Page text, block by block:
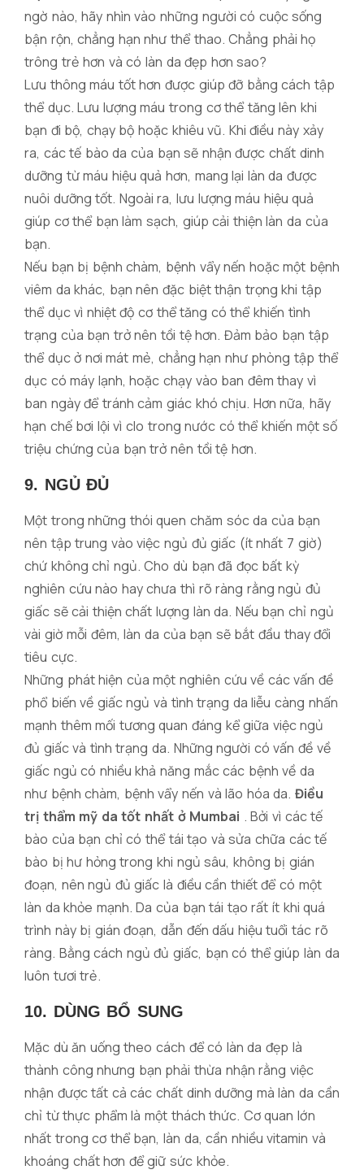
ngờ nào, hãy nhìn vào những người có cuộc sống
bận rộn, chẳng hạn như thể thao. Chẳng phải họ
trông trẻ hơn và có làn da đẹp hơn sao?
Lưu thông máu tốt hơn được giúp đỡ bằng cách tập
thể dục. Lưu lượng máu trong cơ thể tăng lên khi
bạn đi bộ, chạy bộ hoặc khiêu vũ. Khi điều này xảy
ra, các tế bào da của bạn sẽ nhận được chất dinh
dưỡng từ máu hiệu quả hơn, mang lại làn da được
nuôi dưỡng tốt. Ngoài ra, lưu lượng máu hiệu quả
giúp cơ thể bạn làm sạch, giúp cải thiện làn da của
bạn.
Nếu bạn bị bệnh chàm, bệnh vẩy nến hoặc một bệnh
viêm da khác, bạn nên đặc biệt thận trọng khi tập
thể dục vì nhiệt độ cơ thể tăng có thể khiến tình
trạng của bạn trở nên tồi tệ hơn. Đảm bảo bạn tập
thể dục ở nơi mát mẻ, chẳng hạn như phòng tập thể
dục có máy lạnh, hoặc chạy vào ban đêm thay vì
ban ngày để tránh cảm giác khó chịu. Hơn nữa, hãy
hạn chế bơi lội vì clo trong nước có thể khiến một số
triệu chứng của bạn trở nên tồi tệ hơn.
9. NGỦ ĐỦ
Một trong những thói quen chăm sóc da của bạn
nên tập trung vào việc ngủ đủ giấc (ít nhất 7 giờ)
chứ không chỉ ngủ. Cho dù bạn đã đọc bất kỳ
nghiên cứu nào hay chưa thì rõ ràng rằng ngủ đủ
giấc sẽ cải thiện chất lượng làn da. Nếu bạn chỉ ngủ
vài giờ mỗi đêm, làn da của bạn sẽ bắt đầu thay đổi
tiêu cực.
Những phát hiện của một nghiên cứu về các vấn đề
phổ biến về giấc ngủ và tình trạng da liễu càng nhấn
mạnh thêm mối tương quan đáng kể giữa việc ngủ
đủ giấc và tình trạng da. Những người có vấn đề về
giấc ngủ có nhiều khả năng mắc các bệnh về da
như bệnh chàm, bệnh vẩy nến và lão hóa da. Điều
trị thẩm mỹ da tốt nhất ở Mumbai . Bởi vì các tế
bào của bạn chỉ có thể tái tạo và sửa chữa các tế
bào bị hư hỏng trong khi ngủ sâu, không bị gián
đoạn, nên ngủ đủ giấc là điều cần thiết để có một
làn da khỏe mạnh. Da của bạn tái tạo rất ít khi quá
trình này bị gián đoạn, dẫn đến dấu hiệu tuổi tác rõ
ràng. Bằng cách ngủ đủ giấc, bạn có thể giúp làn da
luôn tươi trẻ.
10. DÙNG BỔ SUNG
Mặc dù ăn uống theo cách để có làn da đẹp là
thành công nhưng bạn phải thừa nhận rằng việc
nhận được tất cả các chất dinh dưỡng mà làn da cần
chỉ từ thực phẩm là một thách thức. Cơ quan lớn
nhất trong cơ thể bạn, làn da, cần nhiều vitamin và
khoáng chất hơn để giữ sức khỏe.